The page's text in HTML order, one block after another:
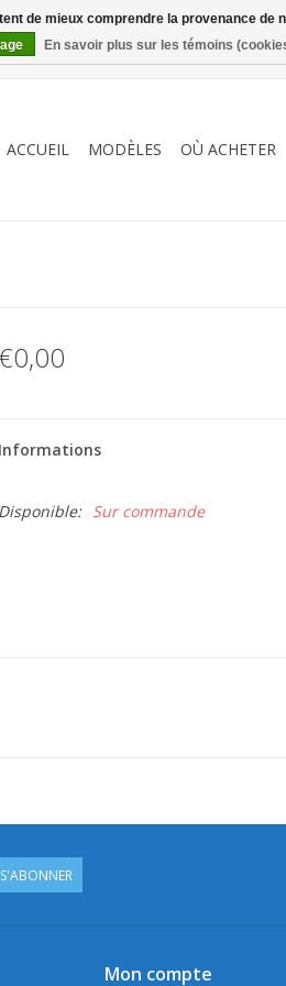
ACCUEIL MODÈLES OÙ ACHETER
Informations
Disponible: Sur commande
S'ABONNER
Mon compte
de mieux comprendre la provenance
En savoir plus sur les témoins